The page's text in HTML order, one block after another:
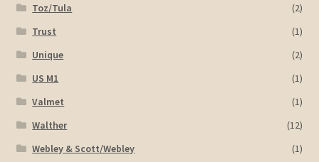
Toz/Tula
(2)
Trust
(1)
Unique
(2)
US M1
(1)
Valmet
(1)
Walther
(12)
Webley & Scott/Webley
(1)